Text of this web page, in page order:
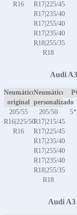
R16
R17|225/45
R17|235/40
R17|255/40
R17|235/40
R18|255/35
R18
Audi
Neumático
original
Neumático
personalizado
205/55
R16|225/50
R16
205/50
R17|215/45
R17|225/45
R17|235/40
R17|255/40
R17|235/40
R18|255/35
R18
Audi A3